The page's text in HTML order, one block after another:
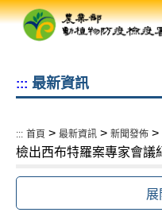
跳
::: 最新資訊
::: 首頁 > 最新資訊 > 新聞發佈 >
檢出西布特羅案專家會議
展